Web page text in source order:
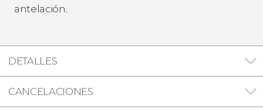
antelación.
DETALLES
CANCELACIONES